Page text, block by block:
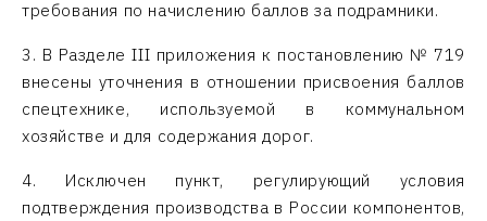
требования по начислению баллов за подрамники.
3. В Разделе III приложения к постановлению № 719
внесены уточнения в отношении присвоения баллов
спецтехнике, используемой в коммунальном
хозяйстве и для содержания дорог.
4. Исключен пункт, регулирующий условия
подтверждения производства в России компонентов,